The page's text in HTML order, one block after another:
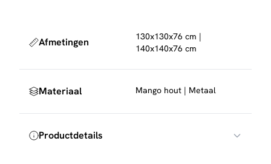
alleen esthetisch aantrekkelijk is, maar ook praktisch en
Door zijn veelzijdige ontwerp past Otis perfect in diverse
interieurstijlen, zowel moderne als industriële woonstijlen.
metalen frame maakt deze tafel tot een blikvanger die
sfeer en stijl brengt in elke woonkamer.
– Eettafel Otis is gemaakt van EUTR vervaardigd mangohout
Afmetingen
130x130x76 cm |
140x140x76 cm
Materiaal Mango hout | Metaal
Productdetails